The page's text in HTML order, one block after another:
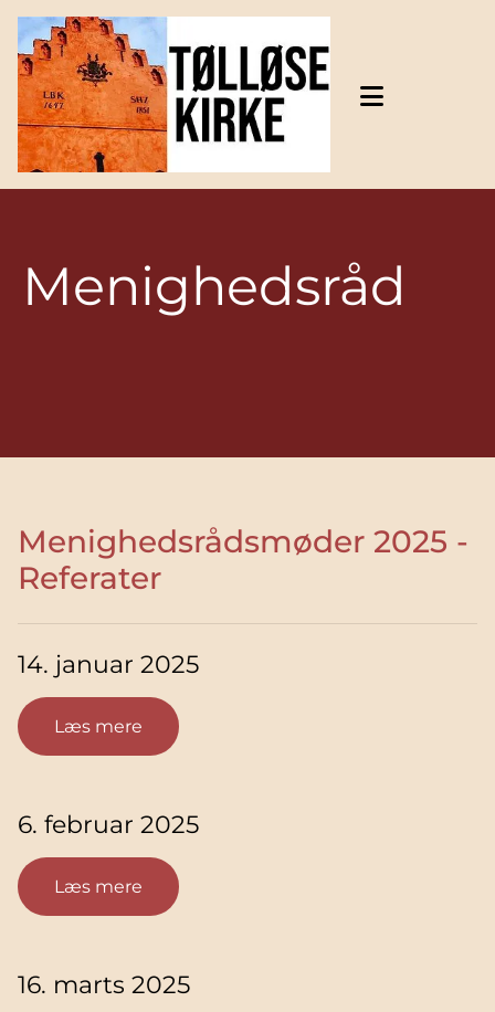
Gå til indhold
Menighedsråd
Menighedsrådsmøder 2025 -
Referater
14. januar 2025
Læs mere
6. februar 2025
Læs mere
16. marts 2025